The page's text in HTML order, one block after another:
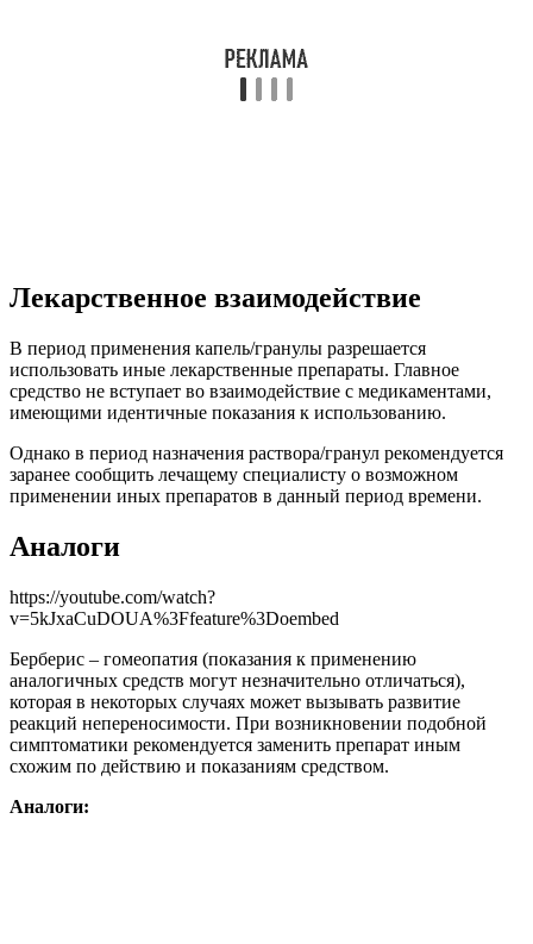
Лекарственное взаимодействие
В период применения капель/гранулы разрешается
использовать иные лекарственные препараты. Главное
средство не вступает во взаимодействие с медикаментами,
имеющими идентичные показания к использованию.
Однако в период назначения раствора/гранул рекомендуется
заранее сообщить лечащему специалисту о возможном
применении иных препаратов в данный период времени.
Аналоги
https://youtube.com/watch?
v=5kJxaCuDOUA%3Ffeature%3Doembed
Берберис – гомеопатия (показания к применению
аналогичных средств могут незначительно отличаться),
которая в некоторых случаях может вызывать развитие
реакций непереносимости. При возникновении подобной
симптоматики рекомендуется заменить препарат иным
схожим по действию и показаниям средством.
Аналоги: